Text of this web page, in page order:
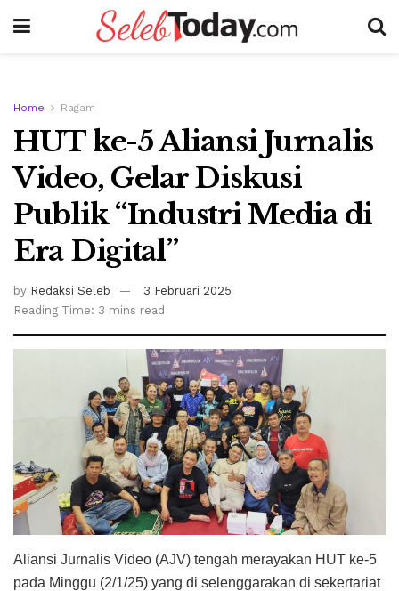
Home Ragam
HUT ke-5 Aliansi Jurnalis
Video, Gelar Diskusi
Publik “Industri Media di
Era Digital”
by Redaksi Seleb
3 Februari 2025
Reading Time: 3 mins read
Aliansi Jurnalis Video (AJV) tengah merayakan HUT ke-5
pada Minggu (2/1/25) yang di selenggarakan di sekertariat